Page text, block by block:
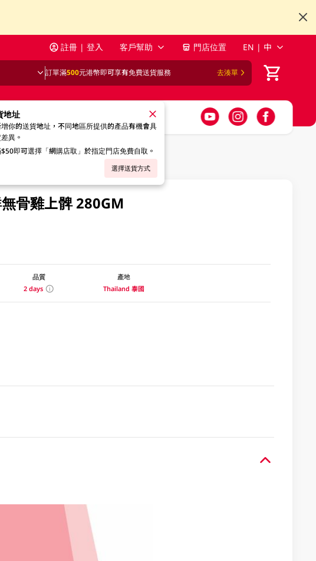
註冊 | 登入 客戶幫助 門店位置 EN | 中
訂單滿500元港幣即可享有免費送貨服務 去湊單
地址
你的送貨地址，不同地區所提供的產品有機會具
異。
即可選擇「網購店取」於指定門店免費自取。
選擇送貨方式
骨雞上髀 280GM
品質
2 days
產地
Thailand 泰國